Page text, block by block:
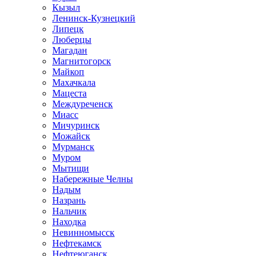
Кызыл
Ленинск-Кузнецкий
Липецк
Люберцы
Магадан
Магнитогорск
Майкоп
Махачкала
Мацеста
Междуреченск
Миасс
Мичуринск
Можайск
Мурманск
Муром
Мытищи
Набережные Челны
Надым
Назрань
Нальчик
Находка
Невинномысск
Нефтекамск
Нефтеюганск